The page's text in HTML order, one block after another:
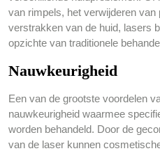
van rimpels, het verwijderen van
verstrakken van de huid, lasers
opzichte van traditionele
Nauwkeurigheid
Een van de grootste voordelen
nauwkeurigheid waarmee
worden behandeld. Door de
van de laser kunnen